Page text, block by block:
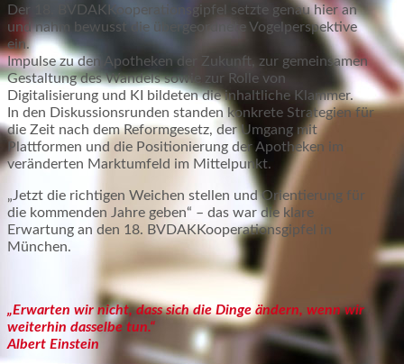
Der 18. BVDAKKooperationsgipfel setzte genau hier an
und nahm bewusst die übergeordnete Vogelperspektive
ein.
Impulse zu den Apotheken der Zukunft, zur gemeinsamen
Gestaltung des Wandels sowie zur Rolle von
Digitalisierung und KI bildeten die inhaltliche Klammer.
In den Diskussionsrunden standen konkrete Strategien für
die Zeit nach dem Reformgesetz, der Umgang mit
Plattformen und die Positionierung der Apotheken im
veränderten Marktumfeld im Mittelpunkt.
„Jetzt die richtigen Weichen stellen und Orientierung für
die kommenden Jahre geben“ – das war die klare
Erwartung an den 18. BVDAKKooperationsgipfel in
München.
„Erwarten wir nicht, dass sich die Dinge ändern, wenn wir
weiterhin dasselbe tun.“
Albert Einstein